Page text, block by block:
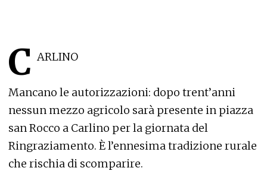
C ARLINO
Mancano le autorizzazioni: dopo trent’anni
nessun mezzo agricolo sarà presente in piazza
san Rocco a Carlino per la giornata del
Ringraziamento. È l’ennesima tradizione rurale
che rischia di scomparire.